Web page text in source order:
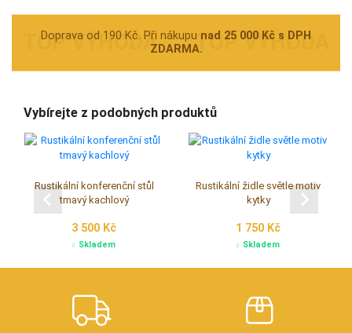
Doprava od 190 Kč. Při nákupu nad 25 000 Kč s DPH
ZDARMA.
Vybírejte z podobných produktů
Rustikální konferenční stůl
tmavý kachlový
3 500 Kč
Skladem
Rustikální židle světle motiv
kytky
1 750 Kč
Skladem